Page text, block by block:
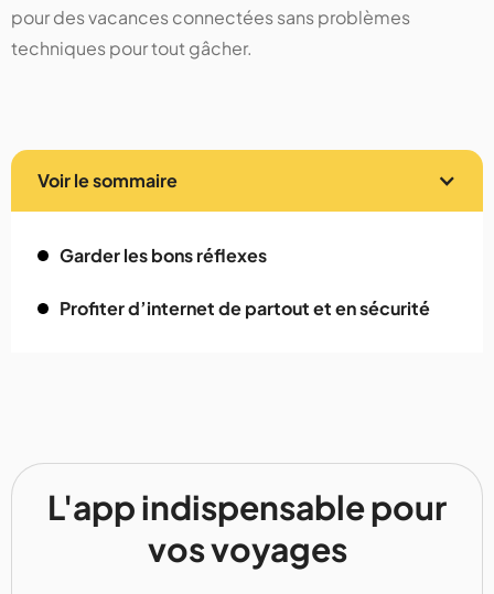
pour des vacances connectées sans problèmes
techniques pour tout gâcher.
Voir le sommaire
Garder les bons réflexes
Profiter d’internet de partout et en sécurité
L'app indispensable pour
vos voyages